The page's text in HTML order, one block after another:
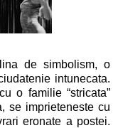
de simbolism, o
intunecata.
o familie “stricata”
se imprieteneste cu
eronate a postei.